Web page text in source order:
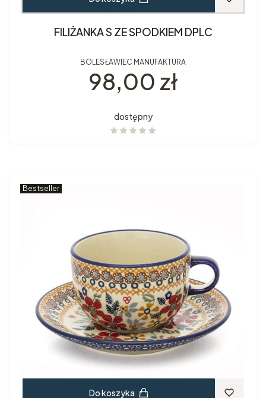
FILIŻANKA S ZE SPODKIEM DPLC
BOLESŁAWIEC MANUFAKTURA
Cena
98,00 zł
dostępny
Bestseller
Do koszyka